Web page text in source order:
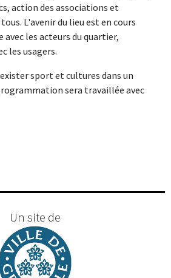
action des associations et
L'avenir du lieu est en cours
les acteurs du quartier,
les usagers.
sport et cultures dans un
sera travaillée avec
Un site de